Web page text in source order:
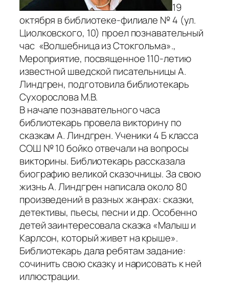
19
октября в библиотеке-филиале № 4 (ул.
Циолковского, 10) проел познавательный
час «Волшебница из Стокгольма».,
Мероприятие, посвященное 110-летию
известной шведской писательницы А.
Линдгрен, подготовила библиотекарь
Сухорослова М.В.
В начале познавательного часа
библиотекарь провела викторину по
сказкам А. Линдгрен. Ученики 4 Б класса
СОШ № 10 бойко отвечали на вопросы
викторины. Библиотекарь рассказала
биографию великой сказочницы. За свою
жизнь А. Линдгрен написала около 80
произведений в разных жанрах: сказки,
детективы, пьесы, песни и др. Особенно
детей заинтересовала сказка «Малыш и
Карлсон, который живет на крыше».
Библиотекарь дала ребятам задание:
сочинить свою сказку и нарисовать к ней
иллюстрации.